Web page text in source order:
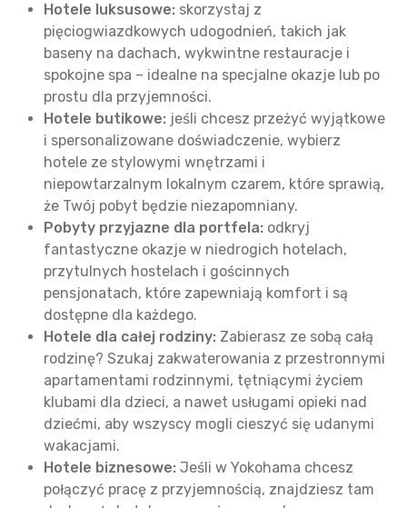
Hotele luksusowe: skorzystaj z
pięciogwiazdkowych udogodnień, takich jak
baseny na dachach, wykwintne restauracje i
spokojne spa – idealne na specjalne okazje lub po
prostu dla przyjemności.
Hotele butikowe: jeśli chcesz przeżyć wyjątkowe
i spersonalizowane doświadczenie, wybierz
hotele ze stylowymi wnętrzami i
niepowtarzalnym lokalnym czarem, które sprawią,
że Twój pobyt będzie niezapomniany.
Pobyty przyjazne dla portfela: odkryj
fantastyczne okazje w niedrogich hotelach,
przytulnych hostelach i gościnnych
pensjonatach, które zapewniają komfort i są
dostępne dla każdego.
Hotele dla całej rodziny: Zabierasz ze sobą całą
rodzinę? Szukaj zakwaterowania z przestronnymi
apartamentami rodzinnymi, tętniącymi życiem
klubami dla dzieci, a nawet usługami opieki nad
dziećmi, aby wszyscy mogli cieszyć się udanymi
wakacjami.
Hotele biznesowe: Jeśli w Yokohama chcesz
połączyć pracę z przyjemnością, znajdziesz tam